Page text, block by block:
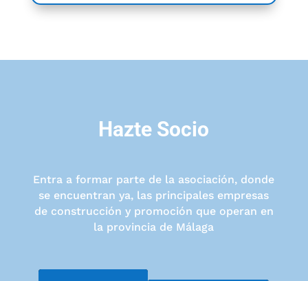
Hazte Socio
Entra a formar parte de la asociación, donde
se encuentran ya, las principales empresas
de construcción y promoción que operan en
la provincia de Málaga